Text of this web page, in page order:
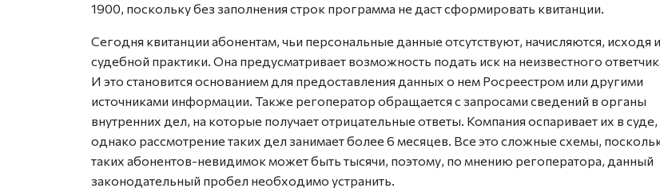
1900, поскольку без заполнения строк программа не даст сформировать квитанции.
Сегодня квитанции абонентам, чьи персональные данные отсутствуют, начисляются, исходя
судебной практики. Она предусматривает возможность подать иск на неизвестного
И это становится основанием для предоставления данных о нем Росреестром или другими
источниками информации. Также регоператор обращается с запросами сведений в органы
внутренних дел, на которые получает отрицательные ответы. Компания оспаривает их в суде,
однако рассмотрение таких дел занимает более 6 месяцев. Все это сложные схемы,
таких абонентов-невидимок может быть тысячи, поэтому, по мнению регоператора, данный
законодательный пробел необходимо устранить.